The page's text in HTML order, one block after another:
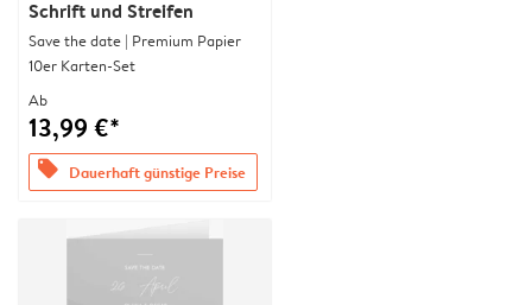
Schrift und Streifen
Save the date | Premium Papier
10er Karten-Set
Ab
13,99 €*
offers Dauerhaft günstige Preise